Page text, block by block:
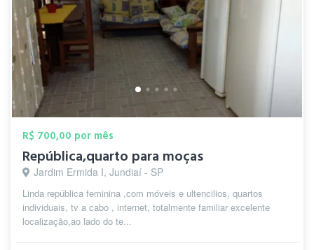
R$ 700,00 por mês
República,quarto para moças
Jardim Ermida I, Jundiaí - SP
Linda república feminina ,com móveis e ultencilios, quartos
individuais, tv a cabo , internet, totalmente familiar excelente
localização,ao lado do te...